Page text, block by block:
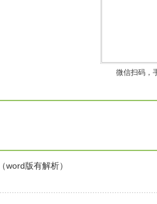
微信扫码，
版有解析）